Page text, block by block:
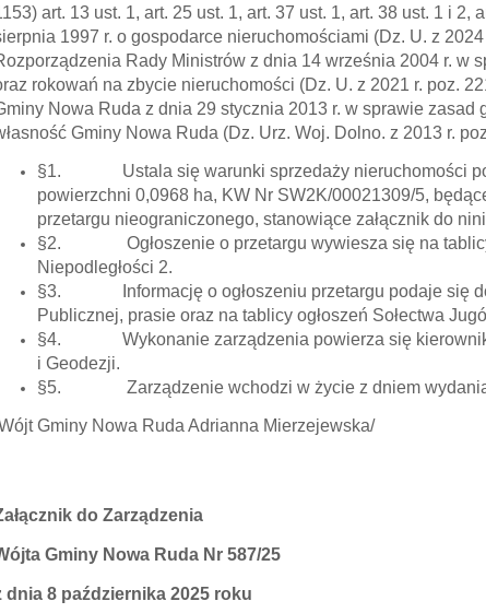
art. 13 ust. 1, art. 25 ust. 1, art. 37 ust. 1, art. 38 ust. 1 i 2,
1997 r. o gospodarce nieruchomościami (Dz. U. z
Rady Ministrów z dnia 14 września 2004 r. w
rokowań na zbycie nieruchomości (Dz. U. z 2021 r. poz.
Nowa Ruda z dnia 29 stycznia 2013 r. w sprawie
Gminy Nowa Ruda (Dz. Urz. Woj. Dolno. z 2013 r.
§1. Ustala się warunki sprzedaży nieruchomości
powierzchni 0,0968 ha, KW Nr SW2K/00021309/5,
przetargu nieograniczonego, stanowiące załącznik do
§2. Ogłoszenie o przetargu wywiesza się na tablicy
Niepodległości 2.
§3. Informację o ogłoszeniu przetargu podaje się do
Publicznej, prasie oraz na tablicy ogłoszeń Sołectwa
§4. Wykonanie zarządzenia powierza się
i Geodezji.
§5. Zarządzenie wchodzi w życie z dniem
Gminy Nowa Ruda Adrianna Mierzejewska/
do Zarządzenia
Gminy Nowa Ruda Nr 587/25
dnia 8 października 2025 roku